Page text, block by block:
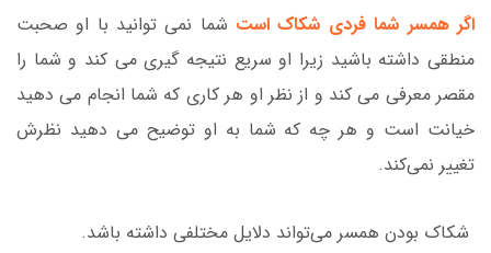
اگر همسر شما فردی شکاک است شما نمی توانید با او صحبت
منطقی داشته باشید زیرا او سریع نتیجه گیری می کند و شما را
مقصر معرفی می کند و از نظر او هر کاری که شما انجام می دهید
خیانت است و هر چه که شما به او توضیح می دهید نظرش
تغییر نمی‌کند.
شکاک بودن همسر می‌تواند دلایل مختلفی داشته باشد.